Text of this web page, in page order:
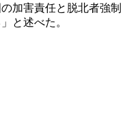
加害責任と脱北者強制
と述べた。